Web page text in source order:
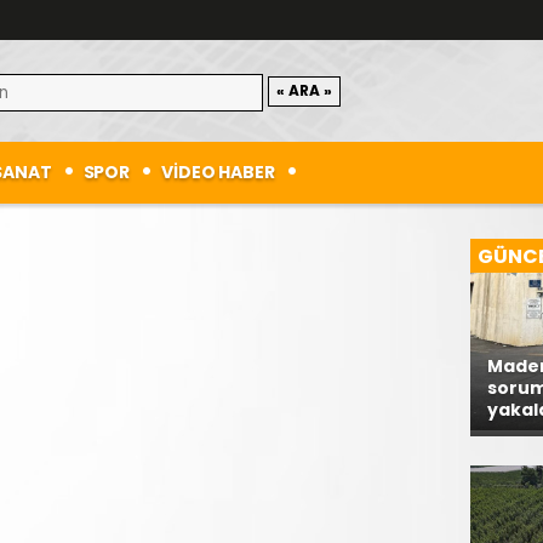
SPOR VİDEO HABER